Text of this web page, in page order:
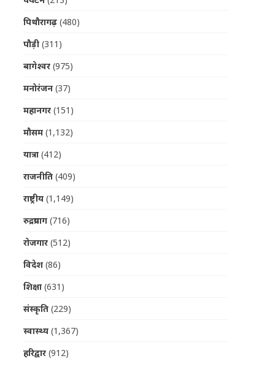
पिथौरागढ़(480)
पौड़ी(311)
बागेश्वर(975)
मनोरंजन(37)
महानगर(151)
मौसम(1,132)
यात्रा(412)
राजनीति(409)
राष्ट्रीय(1,149)
रुद्रप्रयाग(716)
रोजगार(512)
विदेश(86)
शिक्षा(631)
संस्कृति(229)
स्वास्थ्य(1,367)
हरिद्वार(912)